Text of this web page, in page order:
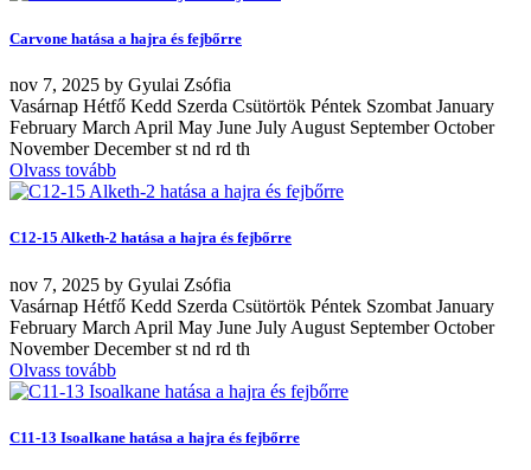
Carvone hatása a hajra és fejbőrre
nov 7, 2025 by Gyulai Zsófia
Vasárnap Hétfő Kedd Szerda Csütörtök Péntek Szombat January
February March April May June July August September October
November December st nd rd th
Olvass tovább
C12-15 Alketh-2 hatása a hajra és fejbőrre
nov 7, 2025 by Gyulai Zsófia
Vasárnap Hétfő Kedd Szerda Csütörtök Péntek Szombat January
February March April May June July August September October
November December st nd rd th
Olvass tovább
C11-13 Isoalkane hatása a hajra és fejbőrre